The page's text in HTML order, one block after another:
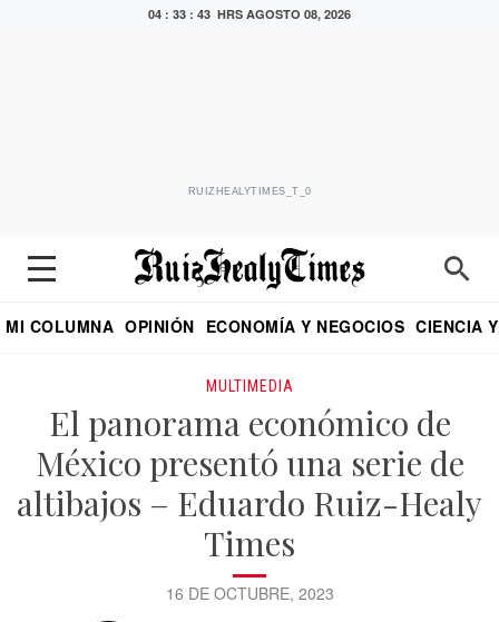
04 : 33 : 43 HRS AGOSTO 08, 2026
RUIZHEALYTIMES_T_0
MI COLUMNA OPINIÓN ECONOMÍA Y NEGOCIOS CIENCIA
MULTIMEDIA
El panorama económico de
México presentó una serie de
altibajos – Eduardo Ruiz-Healy
Times
16 DE OCTUBRE, 2023